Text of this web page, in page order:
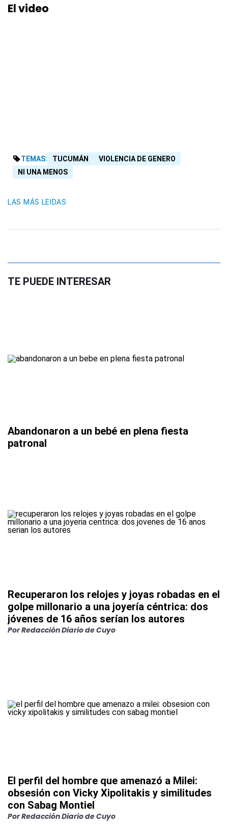
El video
TEMAS: TUCUMÁN
VIOLENCIA DE GENERO
NI UNA MENOS
LAS MÁS LEIDAS
TE PUEDE INTERESAR
Abandonaron a un bebé en plena fiesta
patronal
Recuperaron los relojes y joyas robadas en el
golpe millonario a una joyería céntrica: dos
jóvenes de 16 años serían los autores
PorRedacción Diario de Cuyo
El perfil del hombre que amenazó a Milei:
obsesión con Vicky Xipolitakis y similitudes
con Sabag Montiel
PorRedacción Diario de Cuyo